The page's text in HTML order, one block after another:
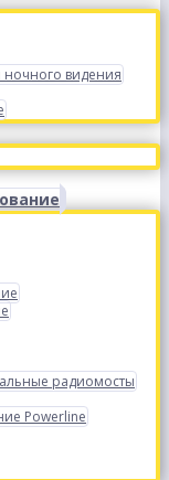
видения
радиомосты
Powerline